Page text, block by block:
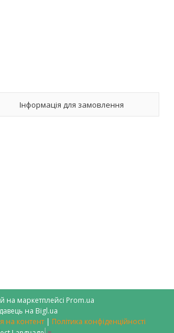
Інформація для замовлення
на маркетплейсі Prom.ua
на Bigl.ua
на контент | Політика конфіденційності